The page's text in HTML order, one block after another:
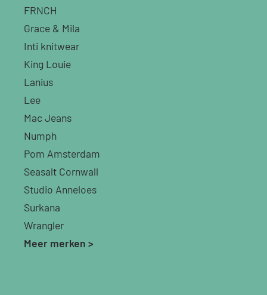
FRNCH
Grace & Mila
Inti knitwear
King Louie
Lanius
Lee
Mac Jeans
Numph
Pom Amsterdam
Seasalt Cornwall
Studio Anneloes
Surkana
Wrangler
Meer merken >